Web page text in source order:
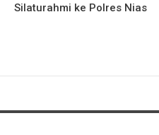
Silaturahmi ke Polres Nias